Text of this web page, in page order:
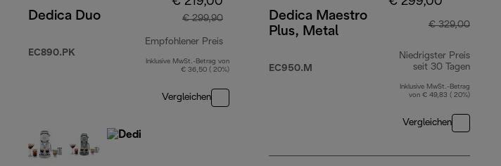
Dedica Duo
EC890.PK
€ 299,90
Empfohlener Preis
Originalpreis € 299,90
Inklusive MwSt.-Betrag von
€ 36,50 ( 20%)
Vergleichen
Dedica Maestro
Plus, Metal
EC950.M
€ 329,00
Niedrigster Preis
seit 30 Tagen
Inklusive MwSt.-Betrag
von € 49,83 ( 20%)
Vergleichen